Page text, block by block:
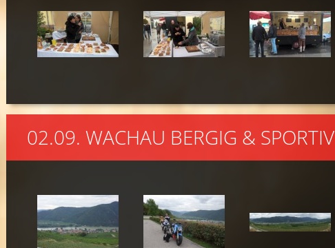
02.09. WACHAU BERGIG & SPORTIV